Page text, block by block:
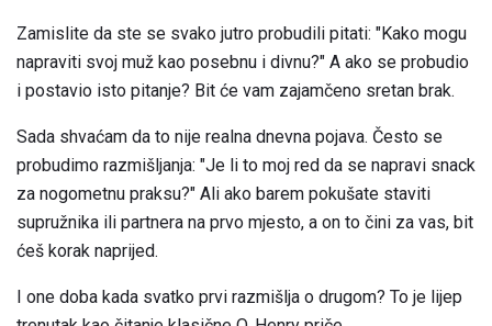
Zamislite da ste se svako jutro probudili pitati: "Kako mogu
napraviti svoj muž kao posebnu i divnu?" A ako se probudio
i postavio isto pitanje? Bit će vam zajamčeno sretan brak.
Sada shvaćam da to nije realna dnevna pojava. Često se
probudimo razmišljanja: "Je li to moj red da se napravi snack
za nogometnu praksu?" Ali ako barem pokušate staviti
supružnika ili partnera na prvo mjesto, a on to čini za vas, bit
ćeš korak naprijed.
I one doba kada svatko prvi razmišlja o drugom? To je lijep